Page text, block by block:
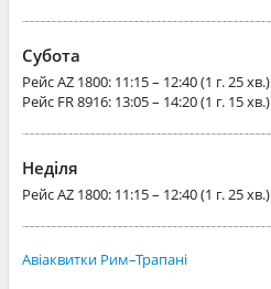
Субота
РейсAZ 1800: 11:15 – 12:40 (1 г. 25 хв.)
Рейс FR 8916: 13:05 – 14:20 (1 г. 15 хв.)
Неділя
РейсAZ 1800: 11:15 – 12:40 (1 г. 25 хв.)
Авіаквитки Рим–Трапані